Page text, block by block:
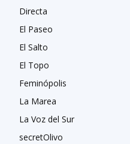
Directa
El Paseo
El Salto
El Topo
Feminópolis
La Marea
La Voz del Sur
secretOlivo